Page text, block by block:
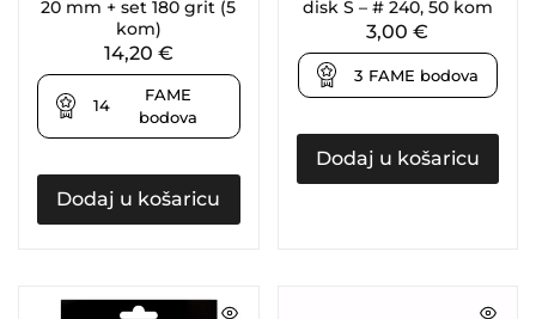
20 mm + set 180 grit (5
kom)
14,20 €
14
FAME
bodova
Dodaj u košaricu
disk S – # 240, 50 kom
3,00€
3 FAME bodova
Dodaj u košaricu